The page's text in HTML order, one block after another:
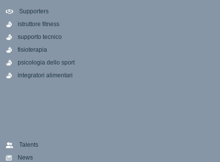
Supporters
istruttore fitness
supporto tecnico
fisioterapia
psicologia dello sport
integratori alimentari
Talents
News